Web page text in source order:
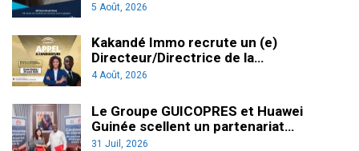
5 Août, 2026
Kakandé Immo recrute un (e)
Directeur/Directrice de la…
4 Août, 2026
Le Groupe GUICOPRES et Huawei
Guinée scellent un partenariat…
31 Juil, 2026